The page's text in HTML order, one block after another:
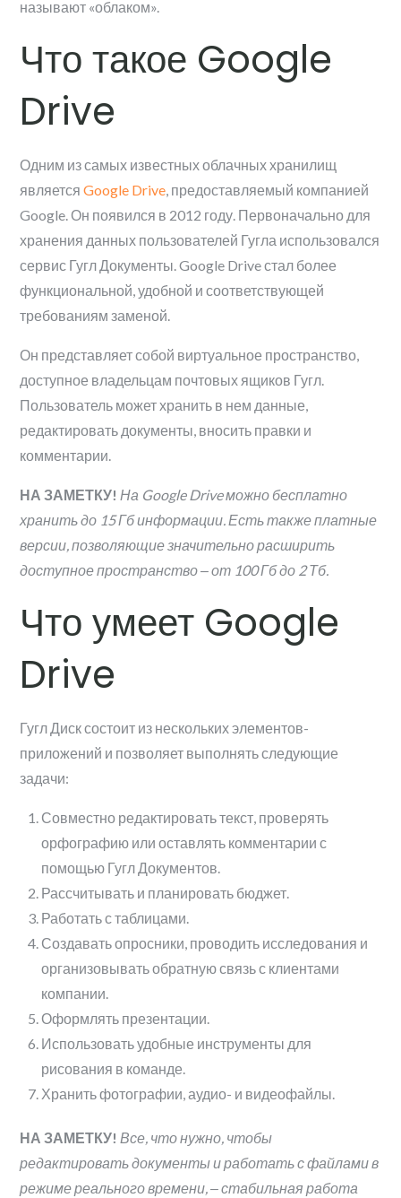
называют «облаком».
Что такое Google
Drive
Одним из самых известных облачных хранилищ
являетсяGoogle Drive , предоставляемый компанией
Google. Он появился в 2012 году. Первоначально для
хранения данных пользователей Гугла использовался
сервис Гугл Документы. Google Drive стал более
функциональной, удобной и соответствующей
требованиям заменой.
Он представляет собой виртуальное пространство,
доступное владельцам почтовых ящиков Гугл.
Пользователь может хранить в нем данные,
редактировать документы, вносить правки и
комментарии.
НА ЗАМЕТКУ! На Google Drive можно бесплатно
хранить до 15 Гб информации. Есть также платные
версии, позволяющие значительно расширить
доступное пространство ‒ от 100 Гб до 2 Тб.
Что умеет Google
Drive
Гугл Диск состоит из нескольких элементов-
приложений и позволяет выполнять следующие
задачи:
Совместно редактировать текст, проверять
орфографию или оставлять комментарии с
помощью Гугл Документов.
Рассчитывать и планировать бюджет.
Работать с таблицами.
Создавать опросники, проводить исследования и
организовывать обратную связь с клиентами
компании.
Оформлять презентации.
Использовать удобные инструменты для
рисования в команде.
Хранить фотографии, аудио- и видеофайлы.
НА ЗАМЕТКУ! Все, что нужно, чтобы
редактировать документы и работать с файлами в
режиме реального времени, ‒ стабильная работа